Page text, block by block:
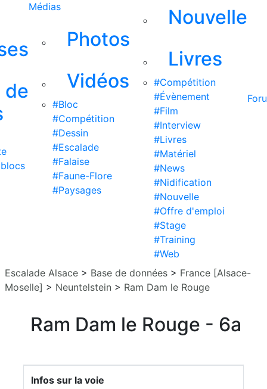
de
Médias
Photos
Vidéos
#Bloc
#Compétition
#Dessin
#Escalade
#Falaise
#Faune-Flore
#Paysages
Nouvelle
Livres
#Compétition
#Évènement
#Film
#Interview
#Livres
#Matériel
#News
#Nidification
#Nouvelle
#Offre d'emploi
#Stage
#Training
#Web
Escalade Alsace > Base de données > France [Alsace-
Moselle] > Neuntelstein > Ram Dam le Rouge
Ram Dam le Rouge - 6a
Infos sur la voie